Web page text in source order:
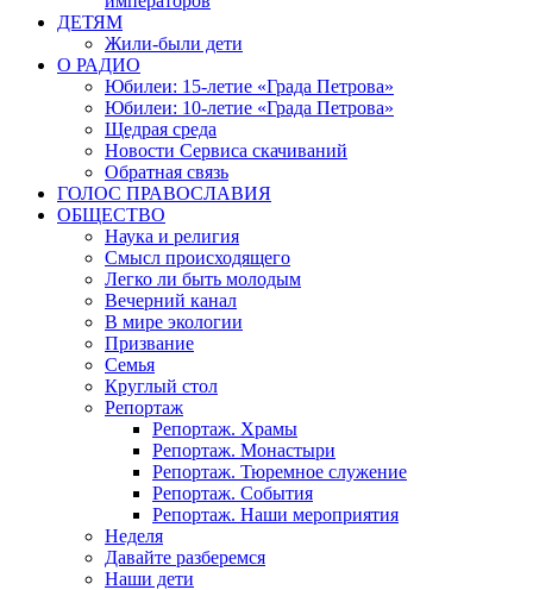
ДЕТЯМ
Жили-были дети
О РАДИО
Юбилеи: 15-летие «Града Петрова»
Юбилеи: 10-летие «Града Петрова»
Щедрая среда
Новости Сервиса скачиваний
Обратная связь
ГОЛОС ПРАВОСЛАВИЯ
ОБЩЕСТВО
Наука и религия
Смысл происходящего
Легко ли быть молодым
Вечерний канал
В мире экологии
Призвание
Семья
Круглый стол
Репортаж
Репортаж. Храмы
Репортаж. Монастыри
Репортаж. Тюремное служение
Репортаж. События
Репортаж. Наши мероприятия
Неделя
Давайте разберемся
Наши дети